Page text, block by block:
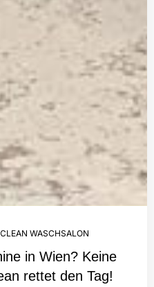
WASCHSALON
in Wien? Keine
rettet den Tag!